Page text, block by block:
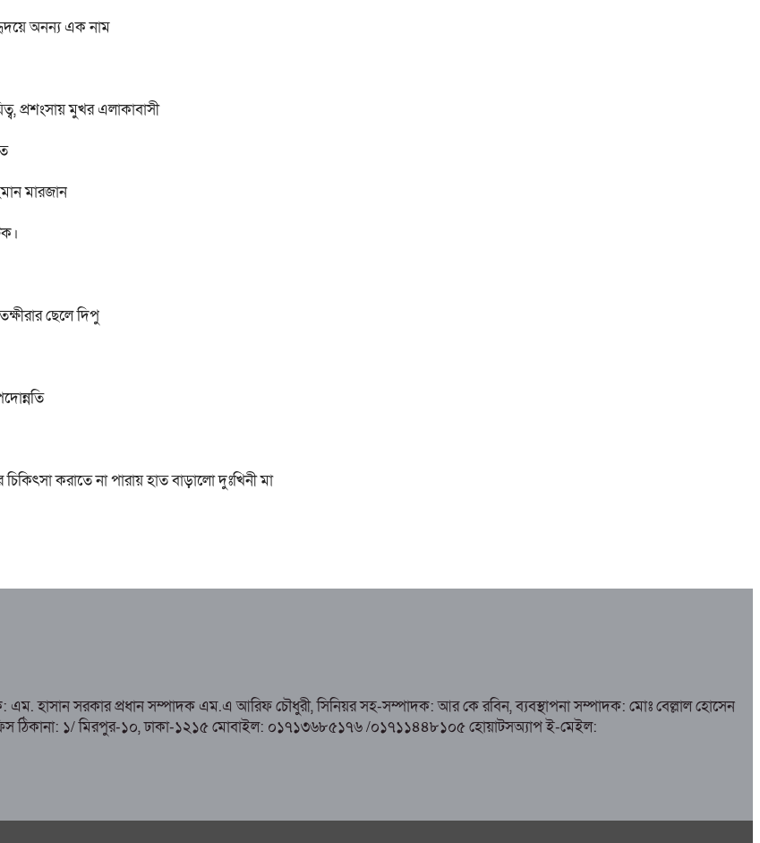
হৃদয়ে অনন্য এক নাম
প্রশংসায় মুখর এলাকাবাসী
মারজান
ছেলে দিপু
করাতে না পারায় হাত বাড়ালো দুঃখিনী মা
এম. হাসান সরকার প্রধান সম্পাদক এম.এ আরিফ চৌধুরী, সিনিয়র সহ-সম্পাদক: আর কে রবিন, ব্যবস্থাপনা সম্পাদক: মোঃ বেল্লাল হোসেন
ঠিকানা: ১/ মিরপুর-১০, ঢাকা-১২১৫ মোবাইল: ০১৭১৩৬৮৫১৭৬ /০১৭১১৪৪৮১০৫ হোয়াটসঅ্যাপ ই-মেইল: